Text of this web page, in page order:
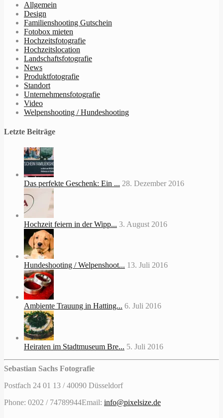
Allgemein
Design
Familienshooting Gutschein
Fotobox mieten
Hochzeitsfotografie
Hochzeitslocation
Landschaftsfotografie
News
Produktfotografie
Standort
Unternehmensfotografie
Video
Welpenshooting / Hundeshooting
Letzte Beiträge
Das perfekte Geschenk: Ein ... 28. Dezember 2016
Hochzeit feiern in der Wipp... 3. August 2016
Hundeshooting / Welpenshoot... 13. Juli 2016
Ambiente Trauung in Hatting... 6. Juli 2016
Heiraten im Stadtmuseum Bre... 5. Juli 2016
Sebastian Sachs Fotografie
Postfach 24 01 13 / 40090 Düsseldorf
Phone: 0202 / 74789944Email: info@pixelsize.de